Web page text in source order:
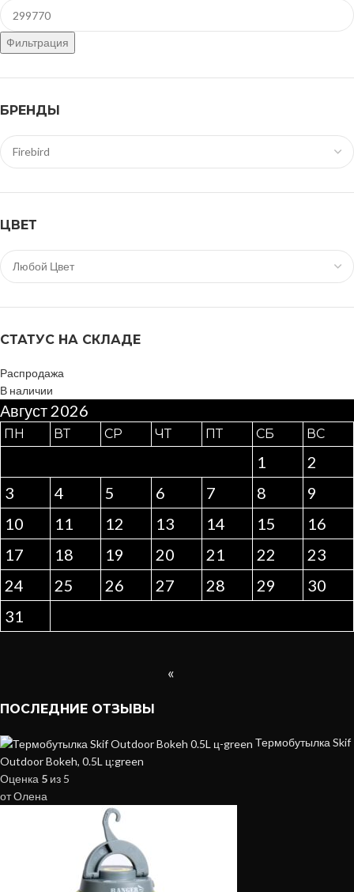
Фильтрация
БРЕНДЫ
ЦВЕТ
СТАТУС НА СКЛАДЕ
Распродажа
В наличии
Август 2026
ПН ВТ СР ЧТ ПТ СБ ВС
1
2
3
4 5 6 7 8
9
10
11 12 13 14 15
16
17
18 19 20 21 22
23
24
25 26 27 28 29
30
31
«
ПОСЛЕДНИЕ ОТЗЫВЫ
Термобутылка Skif
Outdoor Bokeh, 0.5L ц:green
Оценка 5 из 5
от Олена